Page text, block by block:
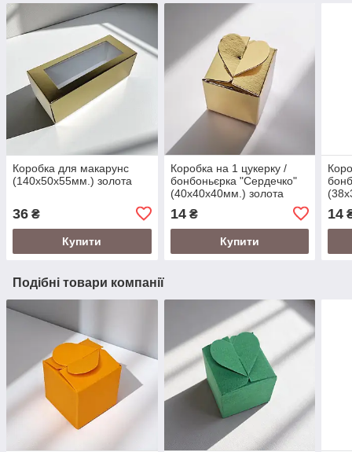
Коробка для макарунс
(140х50х55мм.) золота
36 ₴
Купити
Коробка на 1 цукерку /
бонбоньєрка "Сердечко"
(40х40х40мм.) золота
14₴
Купити
14
Подібні товари компанії